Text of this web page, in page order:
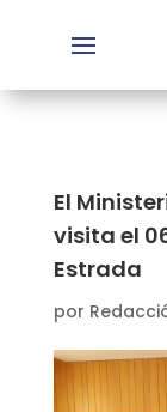
El
visita el
Estrada
por